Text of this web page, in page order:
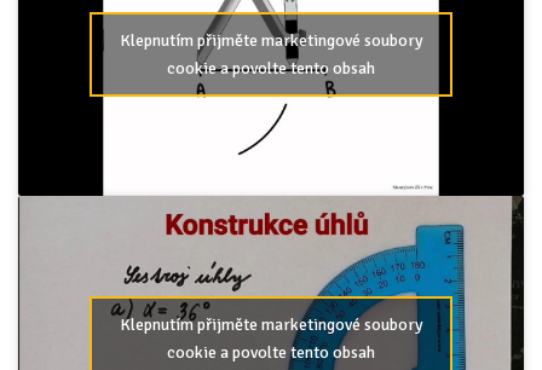
Klepnutím přijměte marketingové soubory
cookie a povolte tento obsah
Klepnutím přijměte marketingové soubory
cookie a povolte tento obsah